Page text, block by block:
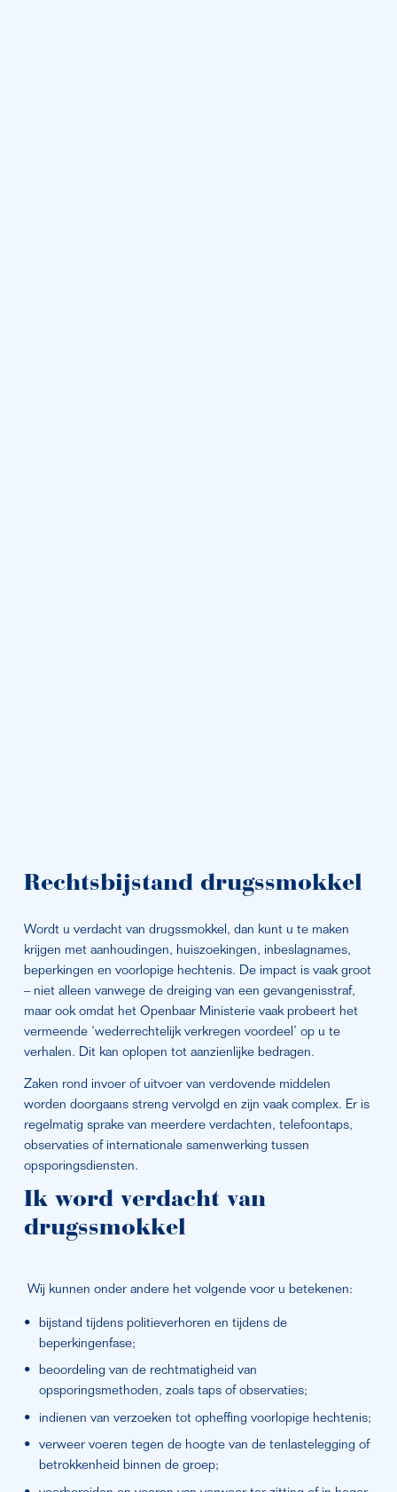
Rechtsbijstand drugssmokkel
Wordt u verdacht van drugssmokkel, dan kunt u te maken
krijgen met aanhoudingen, huiszoekingen, inbeslagnames,
beperkingen en voorlopige hechtenis. De impact is vaak groot
– niet alleen vanwege de dreiging van een gevangenisstraf,
maar ook omdat het Openbaar Ministerie vaak probeert het
vermeende ‘wederrechtelijk verkregen voordeel’ op u te
verhalen. Dit kan oplopen tot aanzienlijke bedragen.
Zaken rond invoer of uitvoer van verdovende middelen
worden doorgaans streng vervolgd en zijn vaak complex. Er is
regelmatig sprake van meerdere verdachten, telefoontaps,
observaties of internationale samenwerking tussen
opsporingsdiensten.
Ik word verdacht van
drugssmokkel
Wij kunnen onder andere het volgende voor u betekenen:
bijstand tijdens politieverhoren en tijdens de
beperkingenfase;
beoordeling van de rechtmatigheid van
opsporingsmethoden, zoals taps of observaties;
indienen van verzoeken tot opheffing voorlopige hechtenis;
verweer voeren tegen de hoogte van de tenlastelegging of
betrokkenheid binnen de groep;